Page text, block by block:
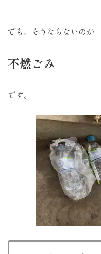
でも、そうならないのが
不燃ごみ
です。